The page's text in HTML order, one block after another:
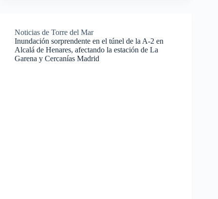
Noticias de Torre del Mar
Inundación sorprendente en el túnel de la A-2 en
Alcalá de Henares, afectando la estación de La
Garena y Cercanías Madrid